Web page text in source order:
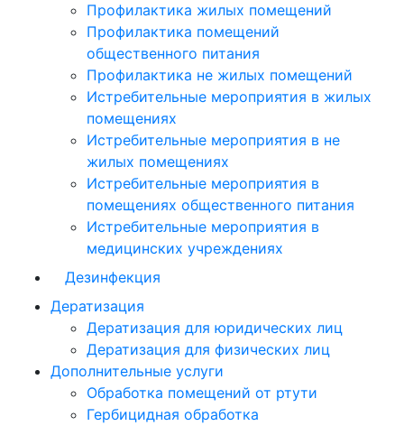
Профилактика жилых помещений
Профилактика помещений
общественного питания
Профилактика не жилых помещений
Истребительные мероприятия в жилых
помещениях
Истребительные мероприятия в не
жилых помещениях
Истребительные мероприятия в
помещениях общественного питания
Истребительные мероприятия в
медицинских учреждениях
Дезинфекция
Дератизация
Дератизация для юридических лиц
Дератизация для физических лиц
Дополнительные услуги
Обработка помещений от ртути
Гербицидная обработка